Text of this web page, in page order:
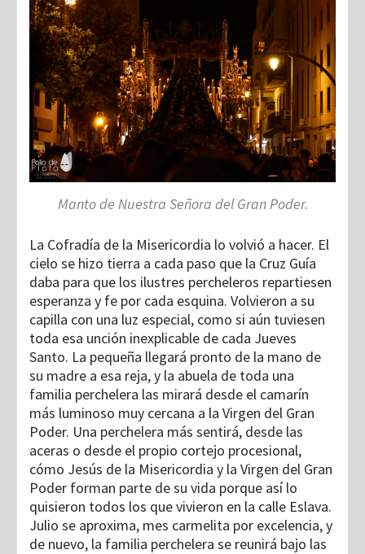
Manto de Nuestra Señora del Gran Poder.
La Cofradía de la Misericordia lo volvió a hacer. El
cielo se hizo tierra a cada paso que la Cruz Guía
daba para que los ilustres percheleros repartiesen
esperanza y fe por cada esquina. Volvieron a su
capilla con una luz especial, como si aún tuviesen
toda esa unción inexplicable de cada Jueves
Santo. La pequeña llegará pronto de la mano de
su madre a esa reja, y la abuela de toda una
familia perchelera las mirará desde el camarín
más luminoso muy cercana a la Virgen del Gran
Poder. Una perchelera más sentirá, desde las
aceras o desde el propio cortejo procesional,
cómo Jesús de la Misericordia y la Virgen del Gran
Poder forman parte de su vida porque así lo
quisieron todos los que vivieron en la calle Eslava.
Julio se aproxima, mes carmelita por excelencia, y
de nuevo, la familia perchelera se reunirá bajo las